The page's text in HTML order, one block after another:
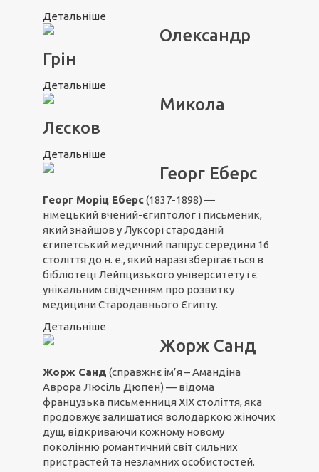
Детальніше
Олександр
Грін
Детальніше
Микола
Лєсков
Детальніше
Георг Еберс
Георг Моріц Еберс(1837-1898) —
німецький вчений-єгиптолог і письменик,
який знайшов у Луксорі староданій
єгипетський медичний папірус середини 16
століття до н. е., який наразі зберігається в
бібліотеці Лейпцизького університету і є
унікальним свідченням про розвитку
медицини Стародавнього Єгипту.
Детальніше
Жорж Санд
Жорж Санд (справжнє ім’я – Амандіна
Аврора Люсіль Дюпен) — відома
французька письменниця XIX століття, яка
продовжує залишатися володаркою жіночих
душ, відкриваючи кожному новому
поколінню романтичний світ сильних
пристрастей та незламних особистостей.